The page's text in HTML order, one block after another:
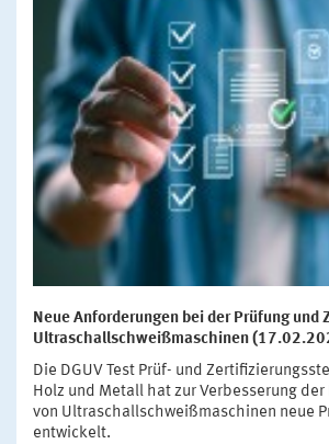
Neue Anforderungen bei der Prüfung und
Ultraschallschweißmaschinen
Die DGUV Test Prüf- und
Holz und Metall hat zur Verbesserung
von Ultraschallschweißmaschinen neue
entwickelt.